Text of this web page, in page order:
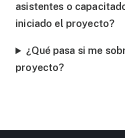
asistentes o
iniciado el proyecto?
¿Qué pasa si me
proyecto?